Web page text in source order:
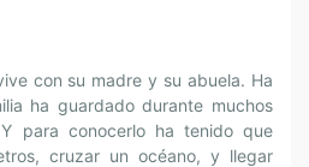
con su madre y su abuela. Ha
ha guardado durante muchos
para conocerlo ha tenido que
cruzar un océano, y llegar